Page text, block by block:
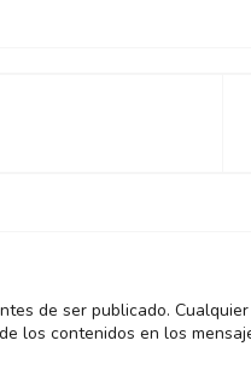
de ser publicado.
los contenidos en los